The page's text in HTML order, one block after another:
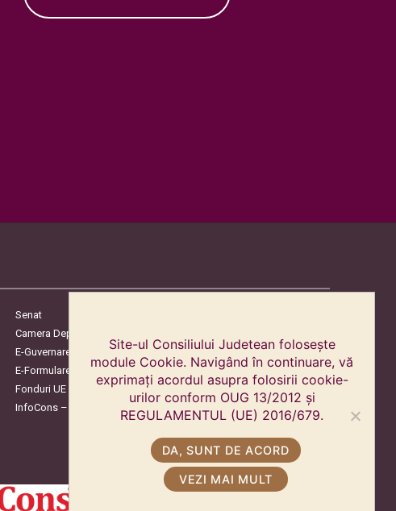
Senat
Camera Deputaților
E-Guvernare
E-Formulare
Fonduri UE
InfoCons – Protecția Consumatorilor
Site-ul Consiliului Judetean folosește
module Cookie. Navigând în continuare, vă
exprimați acordul asupra folosirii cookie-
urilor conform OUG 13/2012 și
REGULAMENTUL (UE) 2016/679.
DA, SUNT DE ACORD
VEZI MAI MULT